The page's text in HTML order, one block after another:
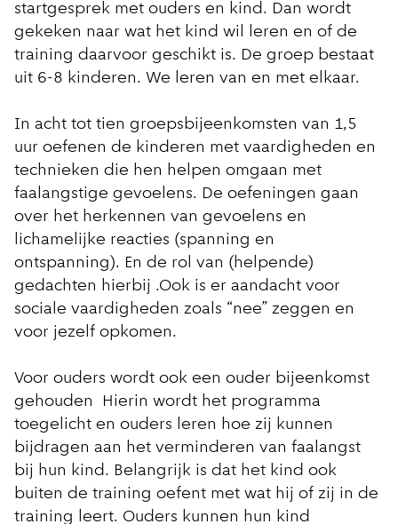
startgesprek met ouders en kind. Dan wordt
gekeken naar wat het kind wil leren en of de
training daarvoor geschikt is. De groep bestaat
uit 6-8 kinderen. We leren van en met elkaar.
In acht tot tien groepsbijeenkomsten van 1,5
uur oefenen de kinderen met vaardigheden en
technieken die hen helpen omgaan met
faalangstige gevoelens. De oefeningen gaan
over het herkennen van gevoelens en
lichamelijke reacties (spanning en
ontspanning). En de rol van (helpende)
gedachten hierbij .Ook is er aandacht voor
sociale vaardigheden zoals “nee” zeggen en
voor jezelf opkomen.
Voor ouders wordt ook een ouder bijeenkomst
gehouden Hierin wordt het programma
toegelicht en ouders leren hoe zij kunnen
bijdragen aan het verminderen van faalangst
bij hun kind. Belangrijk is dat het kind ook
buiten de training oefent met wat hij of zij in de
training leert. Ouders kunnen hun kind